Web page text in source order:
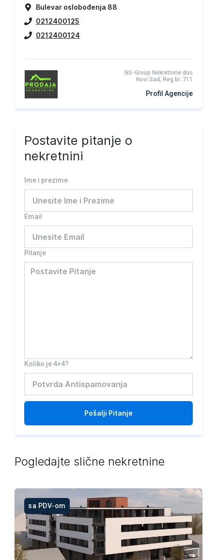
Bulevar oslobođenja 88
0212400125
0212400124
NS-Group Nekretnine doo
Novi Sad, Reg.br. 711
Profil Agencije
Postavite pitanje o
nekretnini
Ime i prezime
Email
Pitanje
Koliko je 4+4?
Pošalji Pitanje
Pogledajte slične nekretnine
sa PDV-om